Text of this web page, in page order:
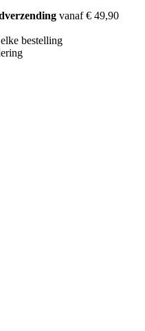
vanaf € 49,90
bestelling